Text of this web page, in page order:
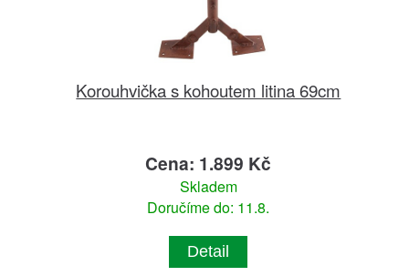
Korouhvička s kohoutem litina 69cm
Cena: 1.899 Kč
Skladem
Doručíme do: 11.8.
Detail